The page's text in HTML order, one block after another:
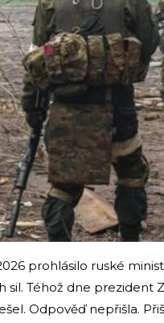
prohlásilo ruské
sil. Téhož dne prezident
Odpověď nepřišla.